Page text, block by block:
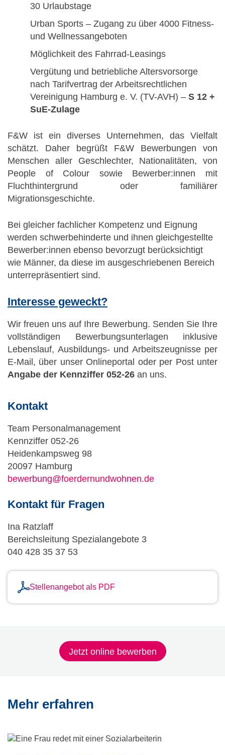
30 Urlaubstage
Urban Sports – Zugang zu über 4000 Fitness-
und Wellnessangeboten
Möglichkeit des Fahrrad-Leasings
Vergütung und betriebliche Altersvorsorge
nach Tarifvertrag der Arbeitsrechtlichen
Vereinigung Hamburg e. V. (TV-AVH) – S 12 +
SuE-Zulage
F&W ist ein diverses Unternehmen, das Vielfalt
schätzt. Daher begrüßt F&W Bewerbungen von
Menschen aller Geschlechter, Nationalitäten, von
People of Colour sowie Bewerber:innen mit
Fluchthintergrund oder familiärer
Migrationsgeschichte.
Bei gleicher fachlicher Kompetenz und Eignung
werden schwerbehinderte und ihnen gleichgestellte
Bewerber:innen ebenso bevorzugt berücksichtigt
wie Männer, da diese im ausgeschriebenen Bereich
unterrepräsentiert sind.
Interesse geweckt?
Wir freuen uns auf Ihre Bewerbung. Senden Sie Ihre
vollständigen Bewerbungsunterlagen inklusive
Lebenslauf, Ausbildungs- und Arbeitszeugnisse per
E-Mail, über unser Onlineportal oder per Post unter
Angabe der Kennziffer 052-26 an uns.
Kontakt
Team Personalmanagement
Kennziffer 052-26
Heidenkampsweg 98
20097 Hamburg
bewerbung@foerdernundwohnen.de
Kontakt für Fragen
Ina Ratzlaff
Bereichsleitung Spezialangebote 3
040 428 35 37 53
Stellenangebot als PDF
Jetzt online bewerben
Mehr erfahren